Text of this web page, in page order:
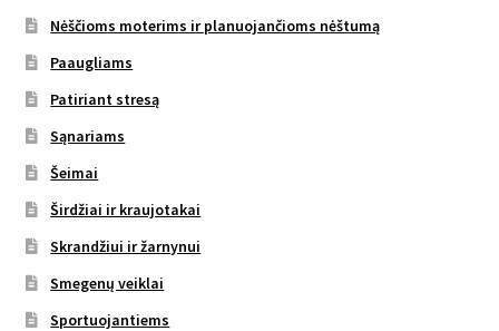
Nėščioms moterims ir planuojančioms nėštumą
Paaugliams
Patiriant stresą
Sąnariams
Šeimai
Širdžiai ir kraujotakai
Skrandžiui ir žarnynui
Smegenų veiklai
Sportuojantiems